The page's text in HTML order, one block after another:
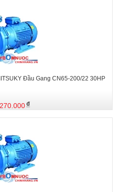
Đầu Gang CN65-200/22 30HP